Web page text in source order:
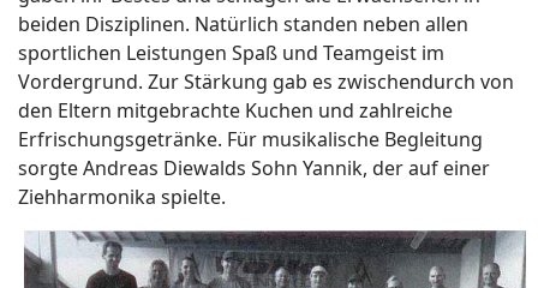
beiden Disziplinen. Natürlich standen neben allen
sportlichen Leistungen Spaß und Teamgeist im
Vordergrund. Zur Stärkung gab es zwischendurch von
den Eltern mitgebrachte Kuchen und zahlreiche
Erfrischungsgetränke. Für musikalische Begleitung
sorgte Andreas Diewalds Sohn Yannik, der auf einer
Ziehharmonika spielte.